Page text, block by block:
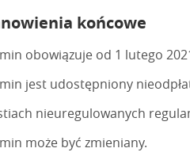
końcowe
obowiązuje od 1 lutego
jest udostępniony
nieuregulowanych
może być zmieniany.